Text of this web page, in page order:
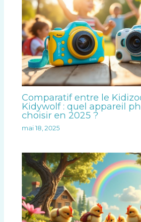
Comparatif entre le
Kidywolf : quel appareil
choisir en 2025 ?
mai 18, 2025